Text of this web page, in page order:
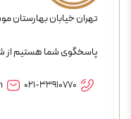
تهران خیابان بهارستان
پاسخگوی شما هستیم از
021-33910770